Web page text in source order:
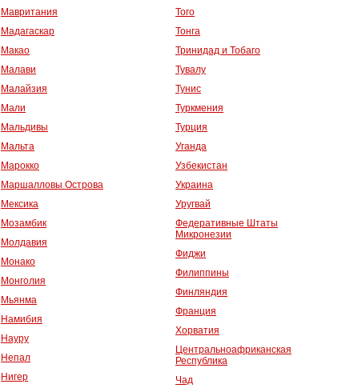
Мавритания
Мадагаскар
Макао
Малави
Малайзия
Мали
Мальдивы
Мальта
Марокко
Маршалловы Острова
Мексика
Мозамбик
Молдавия
Монако
Монголия
Мьянма
Намибия
Науру
Непал
Нигер
Того
Тонга
Тринидад и Тобаго
Тувалу
Тунис
Туркмения
Турция
Уганда
Узбекистан
Украина
Уругвай
Федеративные Штаты
Микронезии
Фиджи
Филиппины
Финляндия
Франция
Хорватия
Центральноафриканская
Республика
Чад